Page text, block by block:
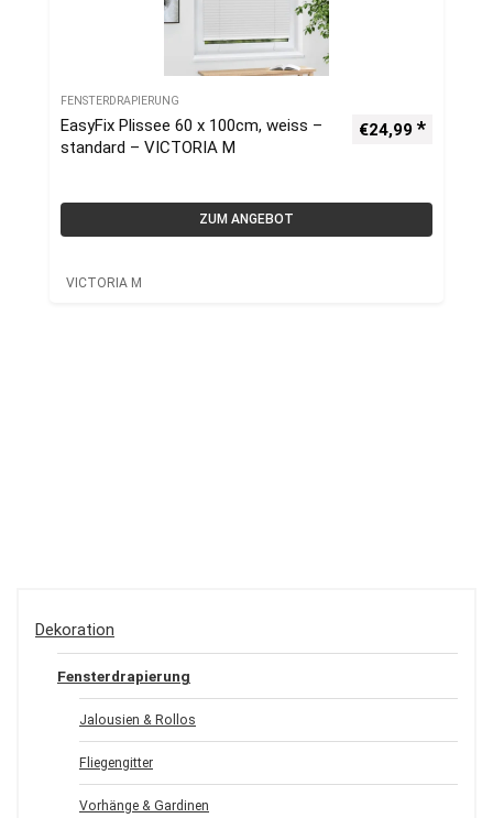
FENSTERDRAPIERUNG
EasyFix Plissee 60 x 100cm, weiss –
standard – VICTORIA M
€24,99
ZUM ANGEBOT
VICTORIA M
Dekoration
Fensterdrapierung
Jalousien & Rollos
Fliegengitter
Vorhänge & Gardinen